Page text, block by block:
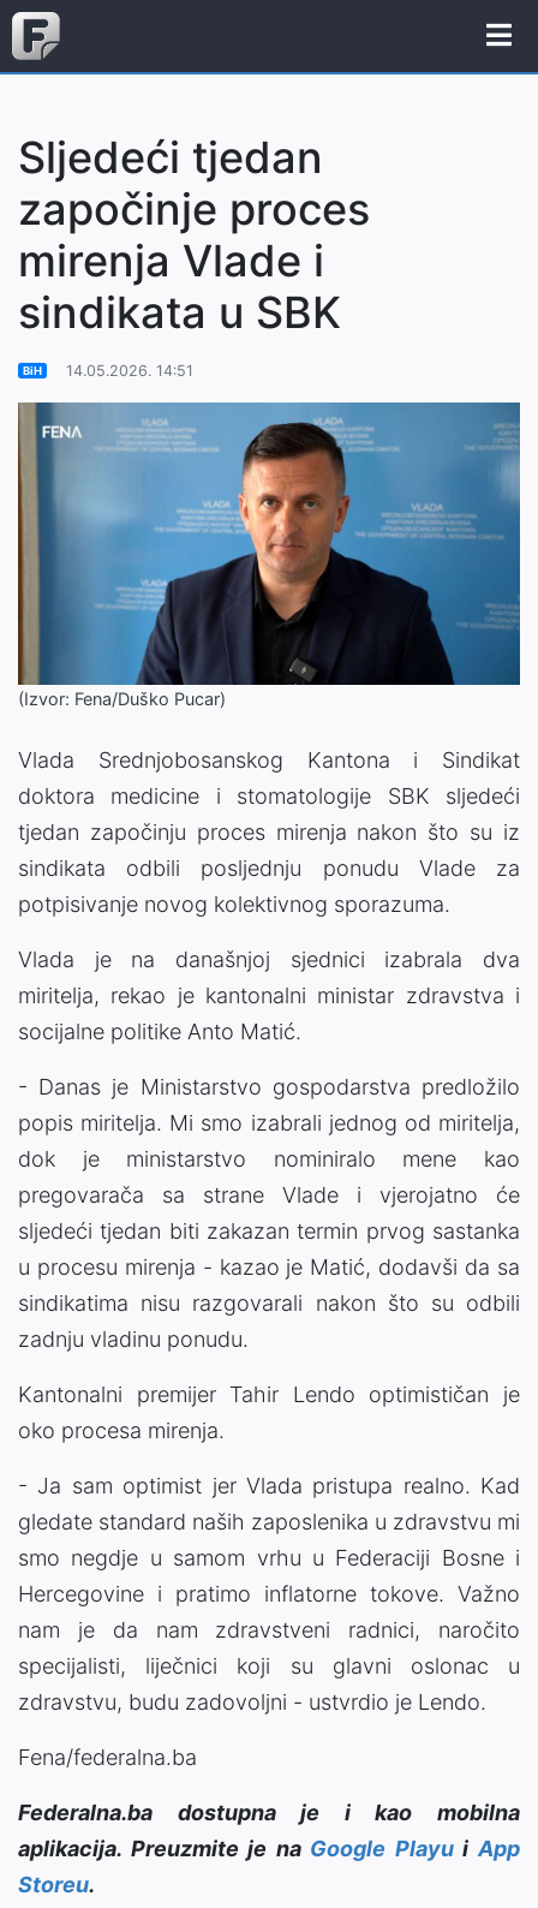
Sljedeći tjedan
započinje proces
mirenja Vlade i
sindikata u SBK
BiH 14.05.2026. 14:51
(Izvor: Fena/Duško Pucar)
Vlada Srednjobosanskog Kantona i Sindikat
doktora medicine i stomatologije SBK sljedeći
tjedan započinju proces mirenja nakon što su iz
sindikata odbili posljednju ponudu Vlade za
potpisivanje novog kolektivnog sporazuma.
Vlada je na današnjoj sjednici izabrala dva
miritelja, rekao je kantonalni ministar zdravstva i
socijalne politike Anto Matić.
- Danas je Ministarstvo gospodarstva predložilo
popis miritelja. Mi smo izabrali jednog od miritelja,
dok je ministarstvo nominiralo mene kao
pregovarača sa strane Vlade i vjerojatno će
sljedeći tjedan biti zakazan termin prvog sastanka
u procesu mirenja - kazao je Matić, dodavši da sa
sindikatima nisu razgovarali nakon što su odbili
zadnju vladinu ponudu.
Kantonalni premijer Tahir Lendo optimističan je
oko procesa mirenja.
- Ja sam optimist jer Vlada pristupa realno. Kad
gledate standard naših zaposlenika u zdravstvu mi
smo negdje u samom vrhu u Federaciji Bosne i
Hercegovine i pratimo inflatorne tokove. Važno
nam je da nam zdravstveni radnici, naročito
specijalisti, liječnici koji su glavni oslonac u
zdravstvu, budu zadovoljni - ustvrdio je Lendo.
Fena/federalna.ba
Federalna.ba dostupna je i kao mobilna
aplikacija. Preuzmite je na Google PlayuiApp
Storeu.